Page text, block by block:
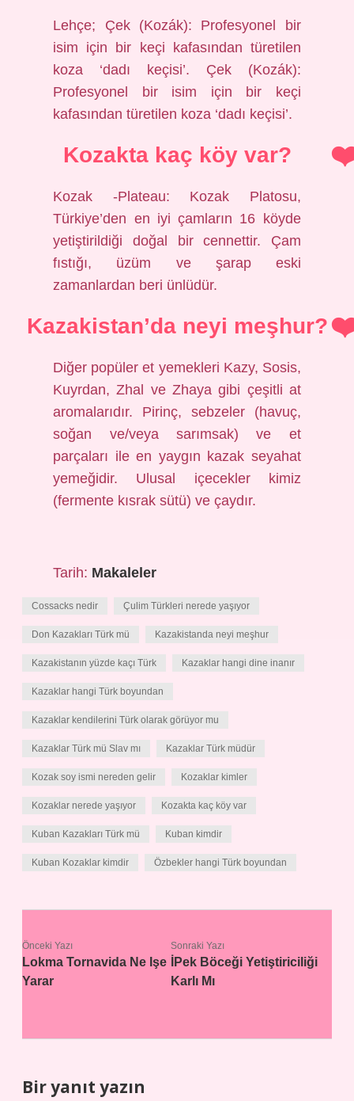
Lehçe; Çek (Kozák): Profesyonel bir
isim için bir keçi kafasından türetilen
koza ‘dadı keçisi’. Çek (Kozák):
Profesyonel bir isim için bir keçi
kafasından türetilen koza ‘dadı keçisi’.
Kozakta kaç köy var?
Kozak -Plateau: Kozak Platosu,
Türkiye’den en iyi çamların 16 köyde
yetiştirildiği doğal bir cennettir. Çam
fıstığı, üzüm ve şarap eski
zamanlardan beri ünlüdür.
Kazakistan’da neyi meşhur?
Diğer popüler et yemekleri Kazy, Sosis,
Kuyrdan, Zhal ve Zhaya gibi çeşitli at
aromalarıdır. Pirinç, sebzeler (havuç,
soğan ve/veya sarımsak) ve et
parçaları ile en yaygın kazak seyahat
yemeğidir. Ulusal içecekler kimiz
(fermente kısrak sütü) ve çaydır.
Tarih: Makaleler
Cossacks nedir Çulim Türkleri nerede yaşıyor
Don Kazakları Türk mü Kazakistanda neyi meşhur
Kazakistanın yüzde kaçı Türk Kazaklar hangi dine inanır
Kazaklar hangi Türk boyundan
Kazaklar kendilerini Türk olarak görüyor mu
Kazaklar Türk mü Slav mı Kazaklar Türk müdür
Kozak soy ismi nereden gelir Kozaklar kimler
Kozaklar nerede yaşıyor Kozakta kaç köy var
Kuban Kazakları Türk mü Kuban kimdir
Kuban Kozaklar kimdir Özbekler hangi Türk boyundan
Önceki Yazı
Lokma Tornavida Ne Işe
Yarar
Sonraki Yazı
İPek Böceği Yetiştiriciliği
Karlı Mı
Bir yanıt yazın